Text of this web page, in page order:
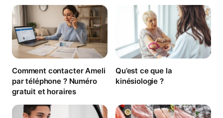
Comment contacter Ameli
par téléphone ? Numéro
gratuit et horaires
Qu’est ce que la
kinésiologie ?